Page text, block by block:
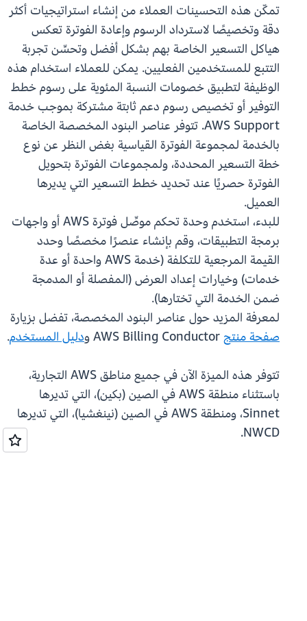
تمكّن هذه التحسينات العملاء من إنشاء استراتيجيات أكثر
دقة وتخصيصًا لاسترداد الرسوم وإعادة الفوترة تعكس
هياكل التسعير الخاصة بهم بشكل أفضل وتحسِّن تجربة
التتبع للمستخدمين الفعليين. يمكن للعملاء استخدام هذه
الوظيفة لتطبيق خصومات النسبة المئوية على رسوم خطط
التوفير أو تخصيص رسوم دعم ثابتة مشتركة بموجب خدمة
AWS Support. تتوفر عناصر البنود المخصصة الخاصة
بالخدمة لمجموعة الفوترة القياسية بغض النظر عن نوع
خطة التسعير المحددة، ولمجموعات الفوترة بتحويل
الفوترة حصريًا عند تحديد خطط التسعير التي يديرها
العميل.
للبدء، استخدم وحدة تحكم موصِّل فوترة AWS أو واجهات
برمجة التطبيقات، وقم بإنشاء عنصرًا مخصصًا وحدد
القيمة المرجعية للتكلفة (خدمة AWS واحدة أو عدة
خدمات) وخيارات إعداد العرض (المفصلة أو المدمجة
ضمن الخدمة التي تختارها).
لمعرفة المزيد حول عناصر البنود المخصصة، تفضل بزيارة
صفحة منتج
دليل المستخدم.
تتوفر هذه الميزة الآن في جميع مناطق AWS التجارية،
باستثناء منطقة AWS في الصين (بكين)، التي تديرها
Sinnet، ومنطقة AWS في الصين (نينغشيا)، التي تديرها
NWCD.